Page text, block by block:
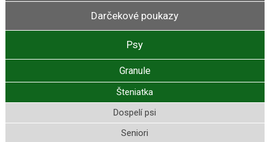
Darčekové poukazy
Psy
Granule
Šteniatka
Dospelí psi
Seniori